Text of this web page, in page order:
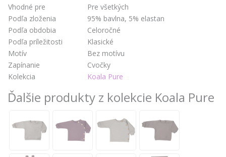
Vhodné pre
Pre všetkých
Podľa zloženia
95% bavlna, 5% elastan
Podľa obdobia
Celoročné
Podľa príležitosti
Klasické
Motív
Bez motívu
Zapínanie
Cvočky
Kolekcia
Koala Pure
Ďalšie produkty z kolekcie Koala Pure